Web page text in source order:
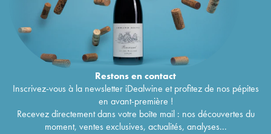
Restons encontact
Inscrivez-vous à la newsletter iDealwine et profitez de nos pépites
en avant-première !
Recevez directement dans votre boîte mail : nos découvertes du
moment, ventes exclusives, actualités, analyses...